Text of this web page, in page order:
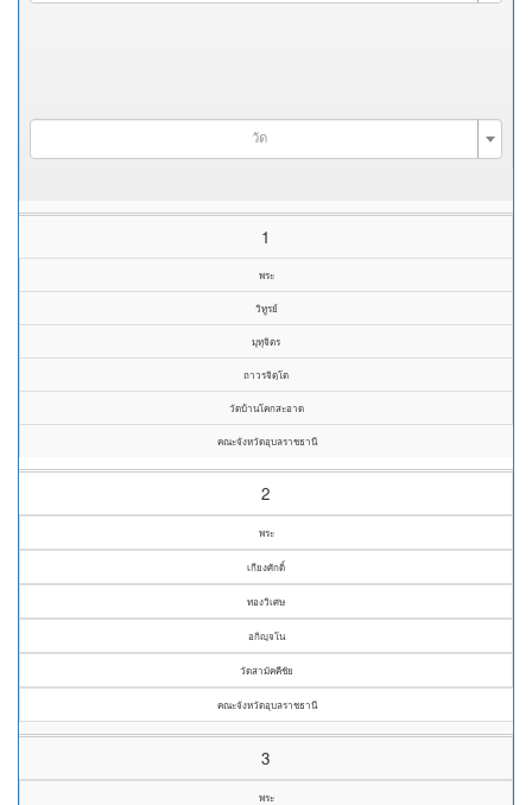
วัด
1
พระ
วิทูรย์
มุทุจิตร
ถาวรจิตฺโต
วัดบ้านโคกสะอาด
คณะจังหวัดอุบลราชธานี
2
พระ
เกียงศักดิ์
ทองวิเศษ
อกิญฺจโน
วัดสามัคคีชัย
คณะจังหวัดอุบลราชธานี
3
พระ